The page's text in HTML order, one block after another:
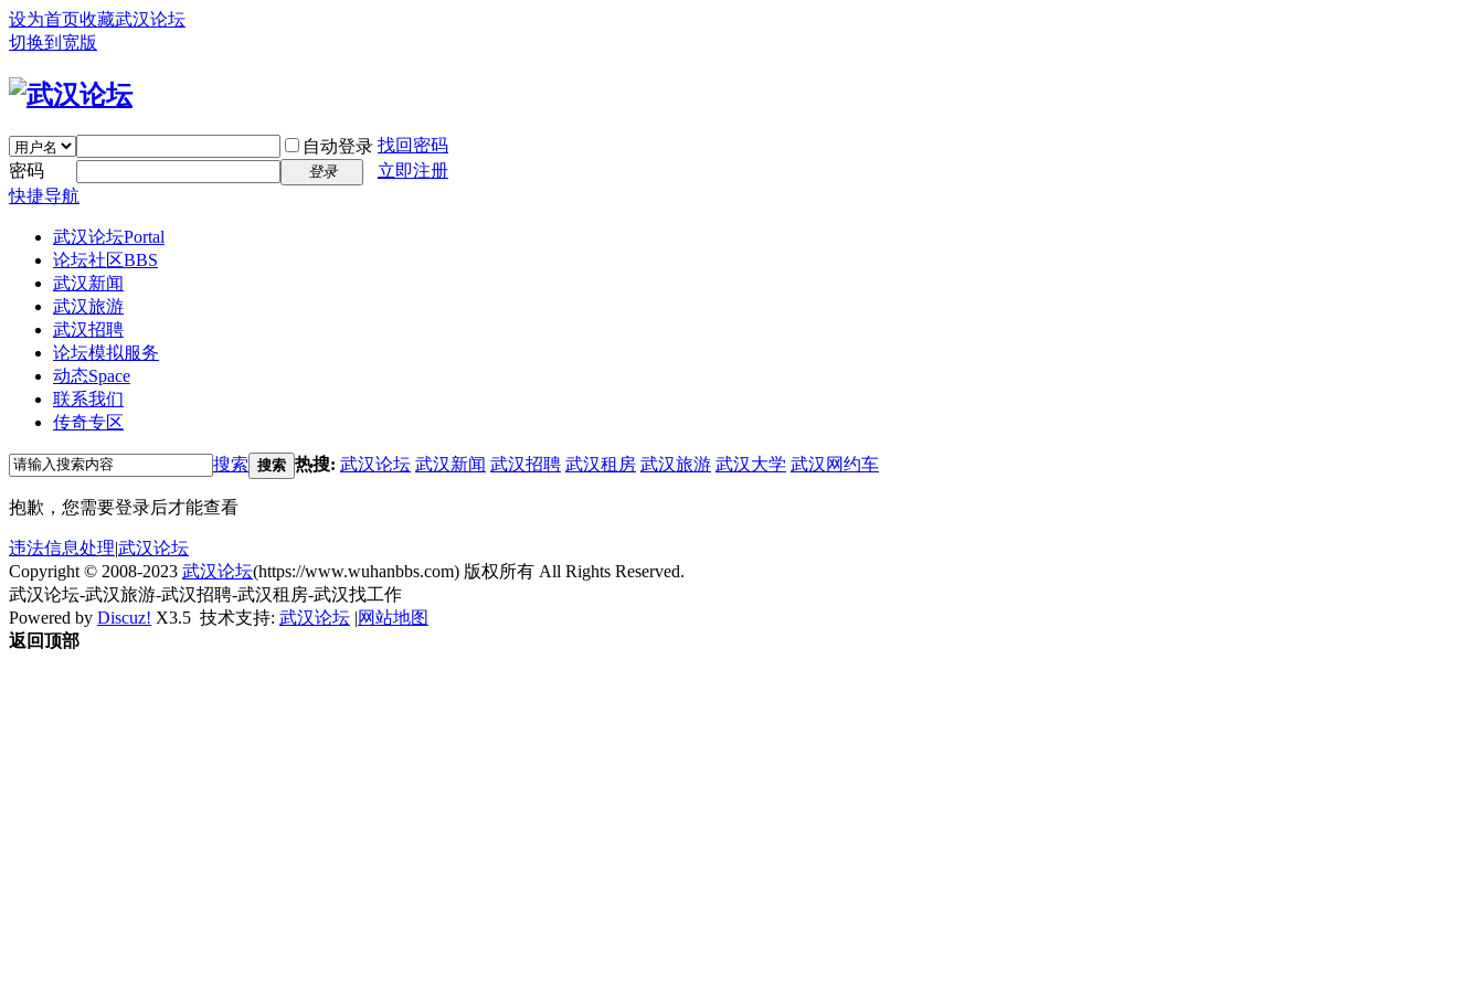
设为首页收藏武汉论坛
切换到宽版
自动登录 找回密码
密码
登录
立即注册
快捷导航
武汉论坛Portal
论坛社区BBS
武汉新闻
武汉旅游
武汉招聘
论坛模拟服务
动态Space
联系我们
传奇专区
搜索 搜索 热搜: 武汉论坛 武汉新闻 武汉招聘 武汉租房 武汉旅游 武汉大学 武汉网约车
抱歉，您需要登录后才能查看
违法信息处理|武汉论坛
Copyright © 2008-2023 武汉论坛(https://www.wuhanbbs.com) 版权所有 All Rights Reserved.
武汉论坛-武汉旅游-武汉招聘-武汉租房-武汉找工作
Powered by Discuz! X3.5 技术支持: 武汉论坛 |网站地图
返回顶部